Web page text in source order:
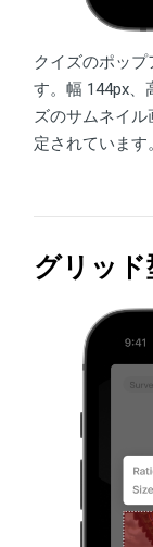
クイズのポッ
す。幅 144px、
ズのサムネイ
定されています
グリッ